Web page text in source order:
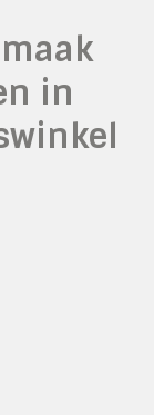
in